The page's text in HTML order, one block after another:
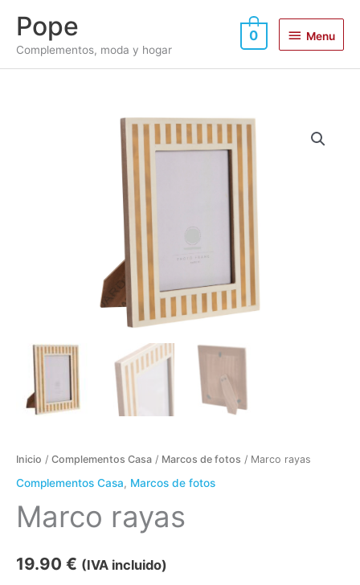
contenido
Pope
Complementos, moda y hogar
Menu
0
Inicio / Complementos Casa / Marcos de fotos / Marco rayas
Complementos Casa, Marcos de fotos
Marco rayas
19.90 € (IVA incluido)